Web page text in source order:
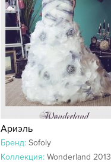
Ариэль
Бренд: Sofoly
Коллекция: Wonderland 2013